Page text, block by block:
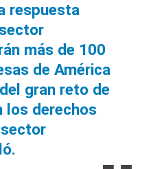
respuesta
más de 100
de América
gran reto de
los derechos